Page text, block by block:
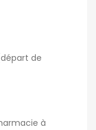
de
à